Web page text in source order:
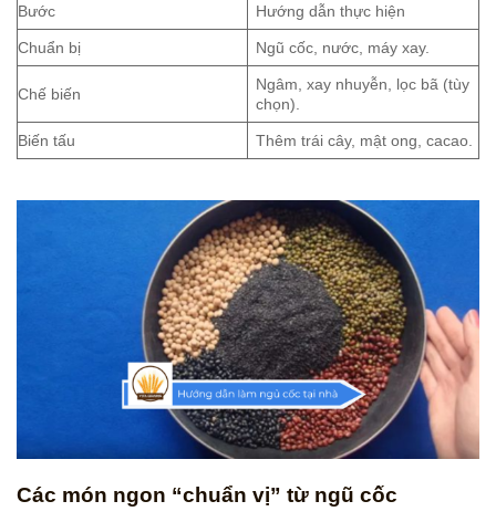
Bước Hướng dẫn thực hiện
Chuẩn bị Ngũ cốc, nước, máy xay.
Chế biến
Ngâm, xay nhuyễn, lọc bã (tùy
chọn).
Biến tấu Thêm trái cây, mật ong, cacao.
Các món ngon “chuẩn vị” từ ngũ cốc